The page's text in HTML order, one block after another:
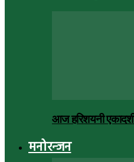
आज हरिशयनी
मनोरन्जन